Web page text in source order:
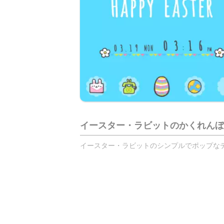
イースター・ラビットのかくれんぼ
イースター・ラビットのシンプルでポップな